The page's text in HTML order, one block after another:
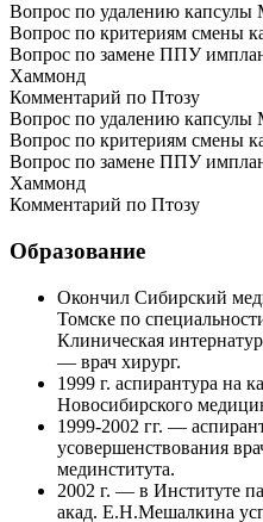
Вопрос по удалению капсулы
Вопрос по критериям смены
Вопрос по замене ППУ
Хаммонд
Комментарий по Птозу
Вопрос по удалению капсулы
Вопрос по критериям смены
Вопрос по замене ППУ
Хаммонд
Комментарий по Птозу
Образование
Окончил Сибирский
Томске по
Клиническая
— врач хирург.
1999 г. аспирантура на
Новосибирского
1999-2002 гг. —
усовершенствования
мединститута.
2002 г. — в Институте
акад. Е.Н.Мешалкина